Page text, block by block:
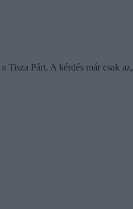
Tisza Párt. A kérdés már csak